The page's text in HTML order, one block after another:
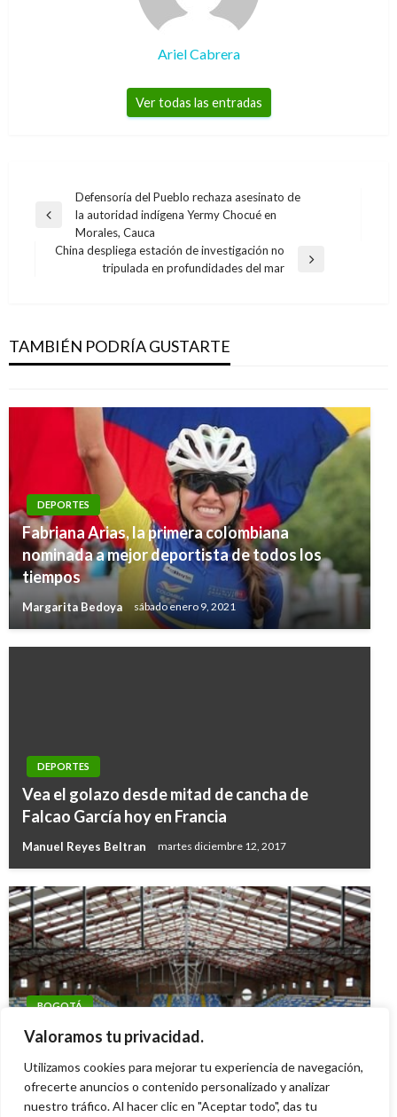
Valoramos tu privacidad.
Utilizamos cookies para mejorar tu experiencia de navegación,
ofrecerte anuncios o contenido personalizado y analizar
nuestro tráfico. Al hacer clic en "Aceptar todo", das tu
Ariel Cabrera
Ver todas las entradas
Navegación
de
entradas
Entrada
anterior
Defensoría del Pueblo rechaza asesinato de
la autoridad indígena Yermy Chocué en
Morales, Cauca
China despliega estación de investigación no
tripulada en profundidades del mar
TAMBIÉN PODRÍA GUSTARTE
Estocolmo, Suecia
Carlos Martinez lunes octubre 15, 2012
DEPORTES
Fabriana Arias, la primera colombiana
nominada a mejor deportista de todos los
tiempos
Margarita Bedoya sábado enero 9, 2021
DEPORTES
Vea el golazo desde mitad de cancha de
Falcao García hoy en Francia
Manuel Reyes Beltran martes diciembre 12, 2017
BOGOTÁ
Juegos Escolares Bogotá 2023: Hay plazo
Diana Becerra lunes mayo 22, 2023